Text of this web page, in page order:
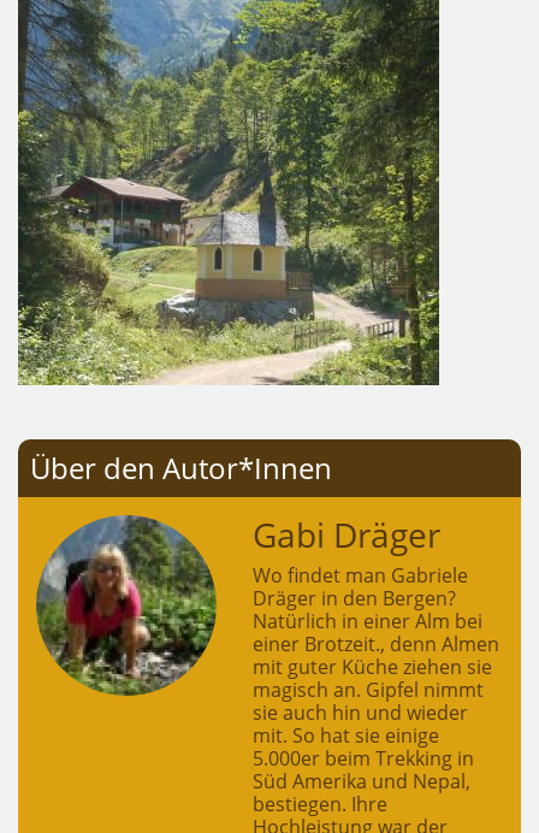
Über den Autor*Innen
Gabi Dräger
Wo findet man Gabriele
Dräger in den Bergen?
Natürlich in einer Alm bei
einer Brotzeit., denn Almen
mit guter Küche ziehen sie
magisch an. Gipfel nimmt
sie auch hin und wieder
mit. So hat sie einige
5.000er beim Trekking in
Süd Amerika und Nepal,
bestiegen. Ihre
Hochleistung war der